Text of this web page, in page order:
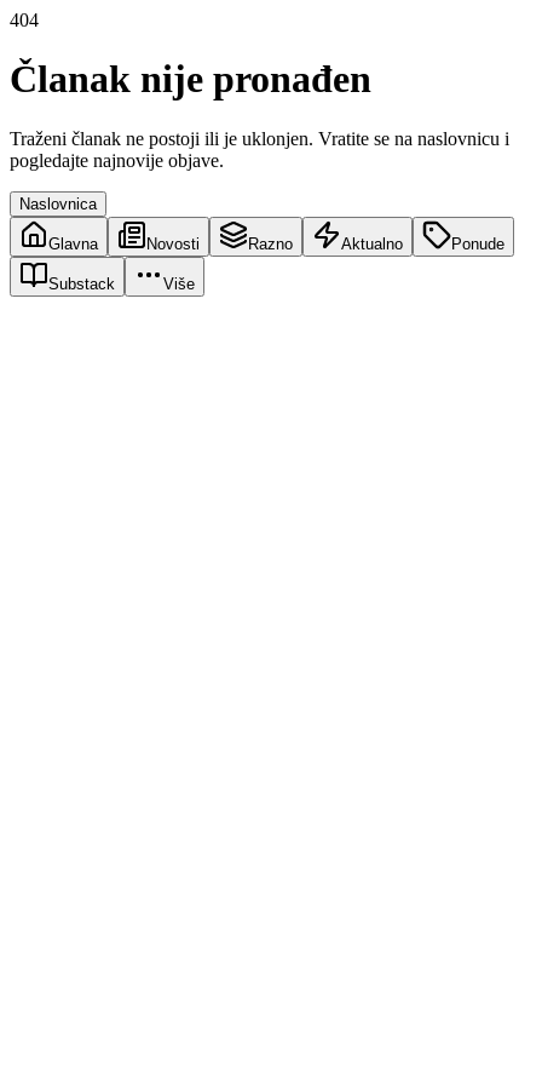
404
Članak nije pronađen
Traženi članak ne postoji ili je uklonjen. Vratite se na naslovnicu i
pogledajte najnovije objave.
Naslovnica
Glavna Novosti Razno Aktualno Ponude
Substack Više